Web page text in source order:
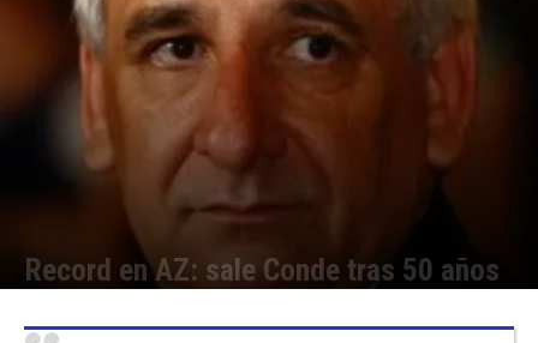
Record en AZ: sale Conde tras 50 años